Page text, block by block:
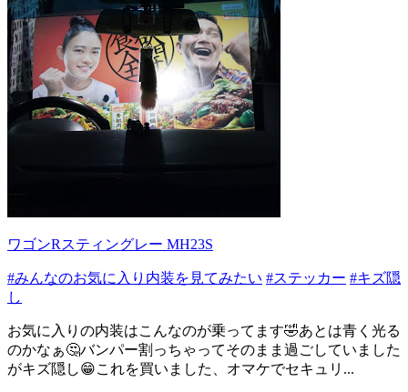
ワゴンRスティングレー MH23S
#みんなのお気に入り内装を見てみたい #ステッカー #キズ隠
し
お気に入りの内装はこんなのが乗ってます🤣あとは青く光る
のかなぁ🤔バンパー割っちゃってそのまま過ごしていました
がキズ隠し😁これを買いました、オマケでセキュリ...